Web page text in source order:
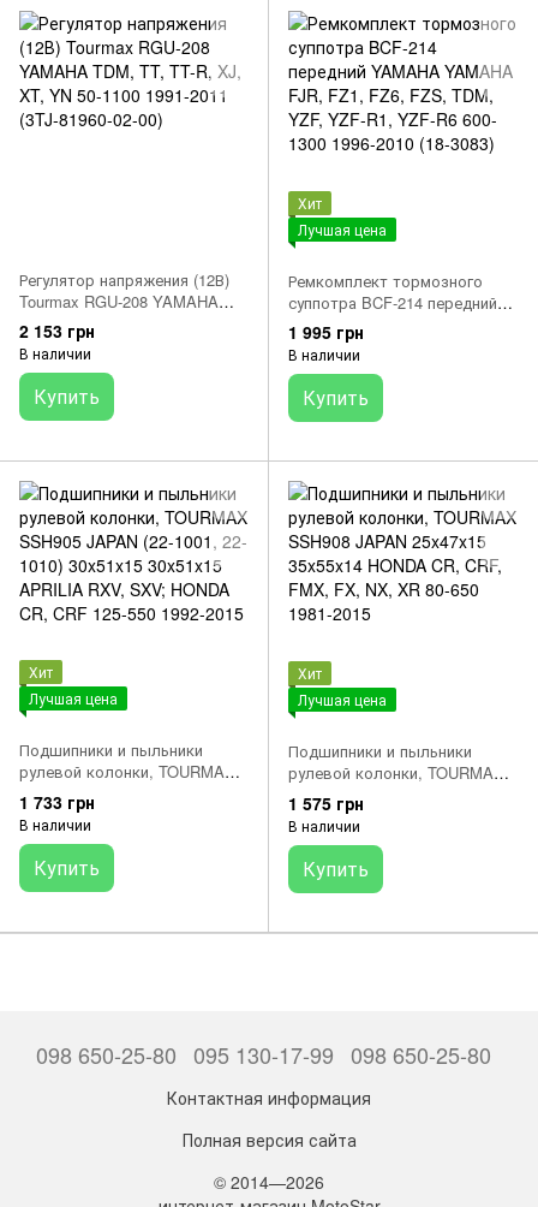
Регулятор напряжения (12В)
Tourmax RGU-208 YAMAHA
TDM, TT, TT-R, XJ, XT, YN 50-
1100 1991-2011 (3TJ-81960-02-
00)
2 153 грн
В наличии
Купить
Хит
Лучшая цена
Ремкомплект тормозного
суппотра BCF-214 передний
YAMAHA YAMAHA FJR, FZ1,
FZ6, FZS, TDM, YZF, YZF-R1,
YZF-R6 600-1300 1996-2010 (18-
3083)
1 995 грн
В наличии
Купить
Хит
Лучшая цена
Подшипники и пыльники
рулевой колонки, TOURMAX
SSH905 JAPAN (22-1001, 22-
1010) 30x51x15 30x51x15
APRILIA RXV, SXV; HONDA
CR, CRF 125-550 1992-2015
1 733 грн
В наличии
Купить
Хит
Лучшая цена
Подшипники и пыльники
рулевой колонки, TOURMAX
SSH908 JAPAN 25x47x15
35x55x14 HONDA CR, CRF,
FMX, FX, NX, XR 80-650 1981-
2015
1 575 грн
В наличии
Купить
098 650-25-80 095 130-17-99 098 650-25-80
Контактная информация
Полная версия сайта
© 2014—2026